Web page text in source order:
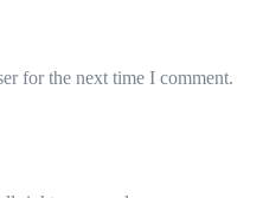
for the next time I comment.